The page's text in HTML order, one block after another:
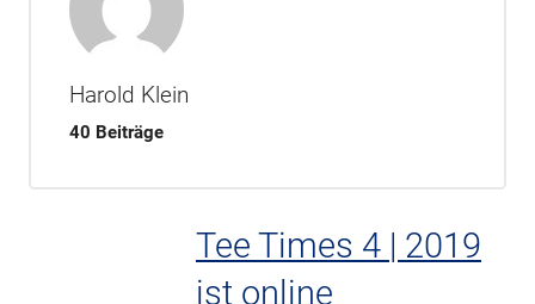
Harold Klein
40 Beiträge
Tee Times 4 | 2019
ist online